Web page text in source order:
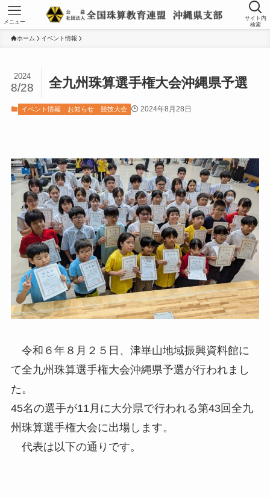
サイト内
検索
メニュー
ホーム イベント情報
全九州珠算選手権大会沖縄県予選
2024
8/28
イベント情報 お知らせ 競技大会 2024年8月28日
令和６年８月２５日、津崋山地域振興資料館に
て全九州珠算選手権大会沖縄県予選が行われまし
た。
45名の選手が11月に大分県で行われる第43回全九
州珠算選手権大会に出場します。
代表は以下の通りです。